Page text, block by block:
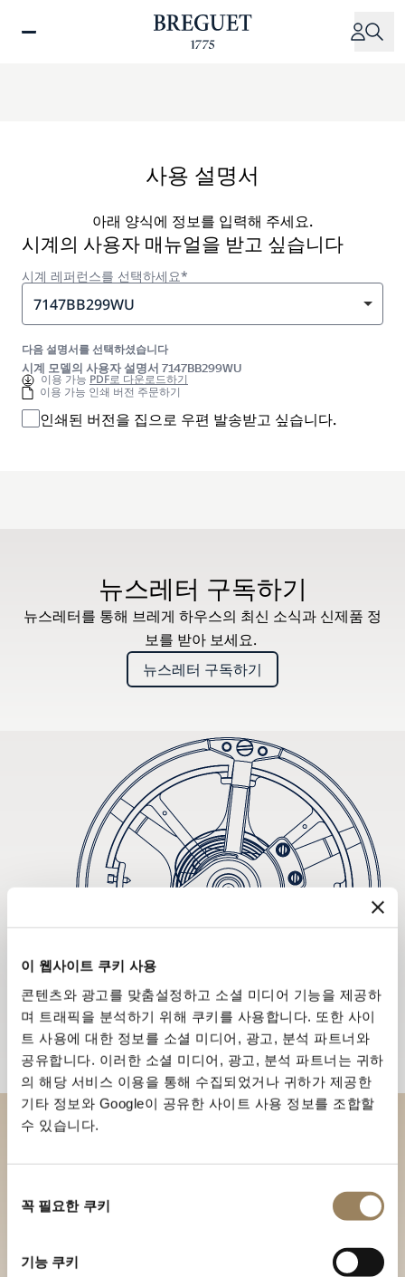
이 웹사이트 쿠키 사용
콘텐츠와 광고를 맞춤설정하고 소셜 미디어 기능을 제공하
며 트래픽을 분석하기 위해 쿠키를 사용합니다. 또한 사이
트 사용에 대한 정보를 소셜 미디어, 광고, 분석 파트너와
공유합니다. 이러한 소셜 미디어, 광고, 분석 파트너는 귀하
의 해당 서비스 이용을 통해 수집되었거나 귀하가 제공한
기타 정보와 Google이 공유한 사이트 사용 정보를 조합할
수 있습니다.
꼭 필요한 쿠키
기능 쿠키
사용 설명서
아래 양식에 정보를 입력해 주세요.
시계의 사용자 매뉴얼을 받고 싶습니다
시계 레퍼런스를 선택하세요*
7147BB299WU
다음 설명서를 선택하셨습니다
시계 모델의 사용자 설명서 7147BB299WU
이용 가능 PDF로 다운로드하기
이용 가능 인쇄 버전 주문하기
인쇄된 버전을 집으로 우편 발송받고 싶습니다.
뉴스레터 구독하기
뉴스레터를 통해 브레게 하우스의 최신 소식과 신제품 정
보를 받아 보세요.
뉴스레터 구독하기